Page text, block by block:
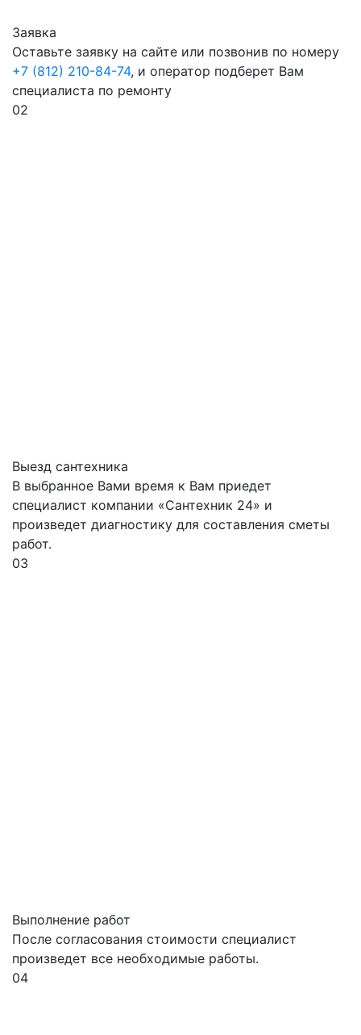
Заявка
Оставьте заявку на сайте или позвонив по номеру
+7 (812) 210-84-74, и оператор подберет Вам
специалиста по ремонту
02
Выезд сантехника
В выбранное Вами время к Вам приедет
специалист компании «Сантехник 24» и
произведет диагностику для составления сметы
работ.
03
Выполнение работ
После согласования стоимости специалист
произведет все необходимые работы.
04